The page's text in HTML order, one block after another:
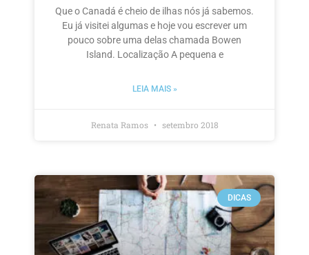
Que o Canadá é cheio de ilhas nós já sabemos.
Eu já visitei algumas e hoje vou escrever um
pouco sobre uma delas chamada Bowen
Island. Localização A pequena e
LEIA MAIS »
Renata Ramos setembro 2018
DICAS